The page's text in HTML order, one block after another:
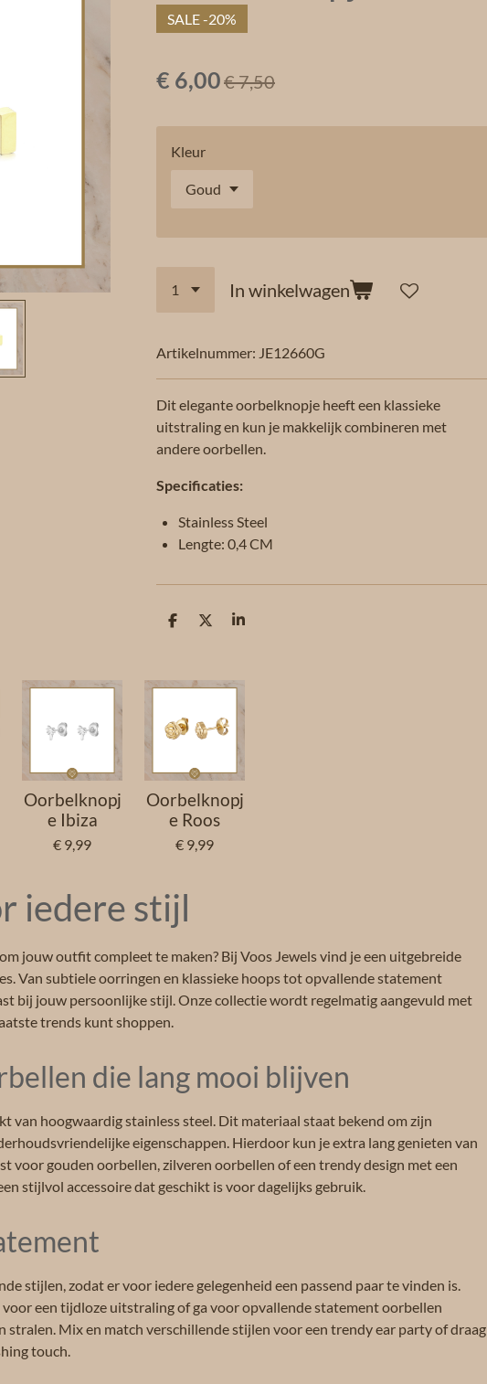
SALE -20%
€ 6,00€ 7,50
Kleur
In winkelwagen
Artikelnummer: JE12660G
Dit elegante oorbelknopje heeft een klassieke
uitstraling en kun je makkelijk combineren met
andere oorbellen.
Specificaties:
Stainless Steel
Lengte: 0,4 CM
D
n
D
S
Oorbelknopj
e Ibiza
€ 9,99
Oorbelknopj
e Roos
€ 9,99
iedere stijl
jouw outfit compleet te maken? Bij Voos Jewels vind je een uitgebreide
Van subtiele oorringen en klassieke hoops tot opvallende statement
bij jouw persoonlijke stijl. Onze collectie wordt regelmatig aangevuld met
trends kunt shoppen.
die lang mooi blijven
van hoogwaardig stainless steel. Dit materiaal staat bekend om zijn
eigenschappen. Hierdoor kun je extra lang genieten van
voor gouden oorbellen, zilveren oorbellen of een trendy design met een
stijlvol accessoire dat geschikt is voor dagelijks gebruik.
stijlen, zodat er voor iedere gelegenheid een passend paar te vinden is.
een tijdloze uitstraling of ga voor opvallende statement oorbellen
Mix en match verschillende stijlen voor een trendy ear party of draag
touch.